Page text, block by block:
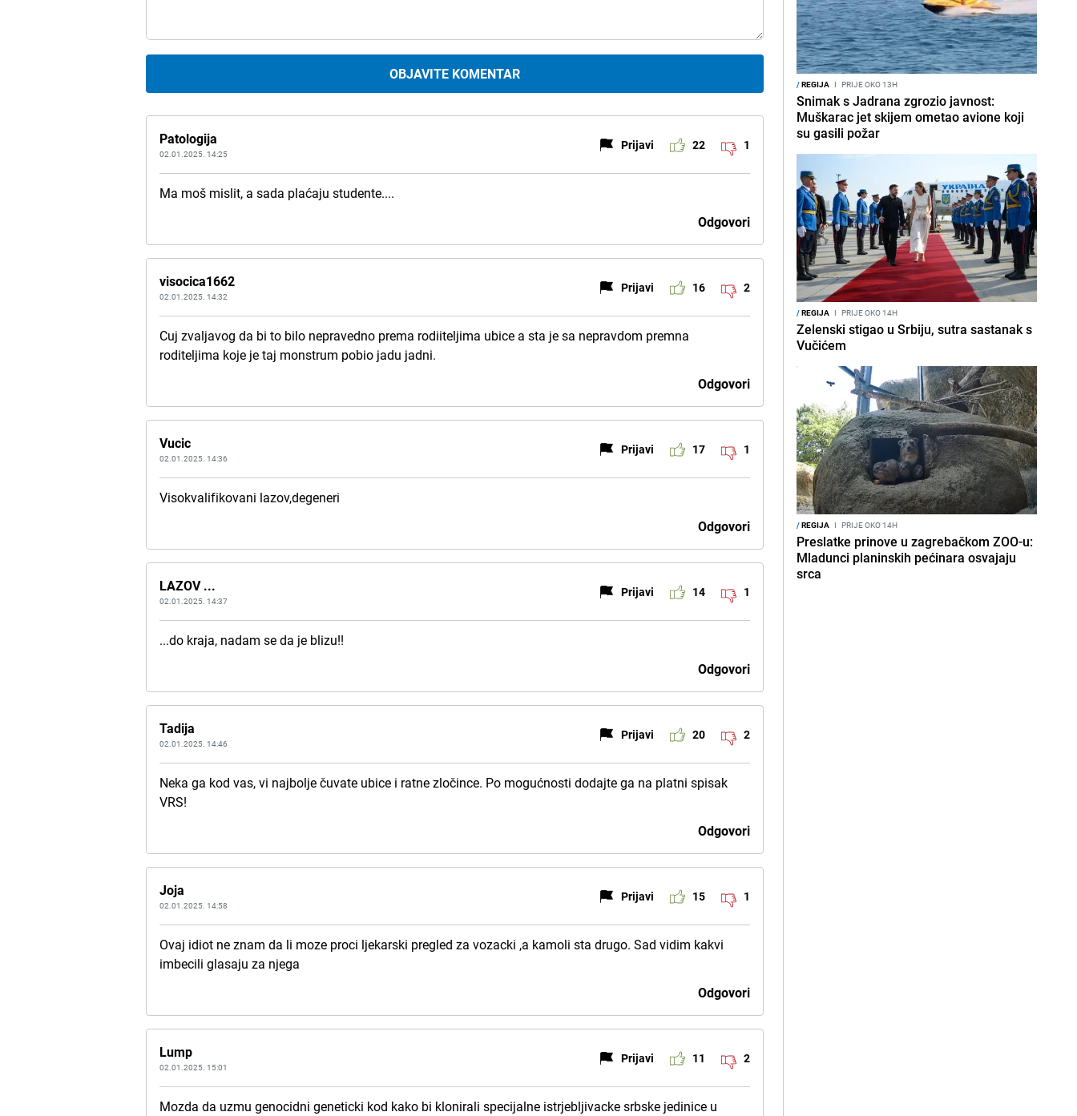
OBJAVITE KOMENTAR
Patologija
02.01.2025. 14:25
Prijavi 22 1
Ma moš mislit, a sada plaćaju studente....
Odgovori
visocica1662
02.01.2025. 14:32
Prijavi 16 2
Cuj zvaljavog da bi to bilo nepravedno prema rodiiteljima ubice a sta je sa nepravdom premna
roditeljima koje je taj monstrum pobio jadu jadni.
Odgovori
Vucic
02.01.2025. 14:36
Prijavi 17 1
Visokvalifikovani lazov,degeneri
Odgovori
LAZOV ...
02.01.2025. 14:37
Prijavi 14 1
...do kraja, nadam se da je blizu!!
Odgovori
Tadija
02.01.2025. 14:46
Prijavi 20 2
Neka ga kod vas, vi najbolje čuvate ubice i ratne zločince. Po mogućnosti dodajte ga na platni spisak
VRS!
Odgovori
Joja
02.01.2025. 14:58
Prijavi 15 1
Ovaj idiot ne znam da li moze proci ljekarski pregled za vozacki ,a kamoli sta drugo. Sad vidim kakvi
imbecili glasaju za njega
Odgovori
Lump
02.01.2025. 15:01
Prijavi 11 2
Mozda da uzmu genocidni geneticki kod kako bi klonirali specijalne istrjebljivacke srbske jedinice u
/REGIJA I PRIJE OKO 13H
Snimak s Jadrana zgrozio javnost:
Muškarac jet skijem ometao avione koji
su gasili požar
/REGIJA I PRIJE OKO 14H
Zelenski stigao u Srbiju, sutra sastanak s
Vučićem
/REGIJA I PRIJE OKO 14H
Preslatke prinove u zagrebačkom ZOO-u:
Mladunci planinskih pećinara osvajaju
srca